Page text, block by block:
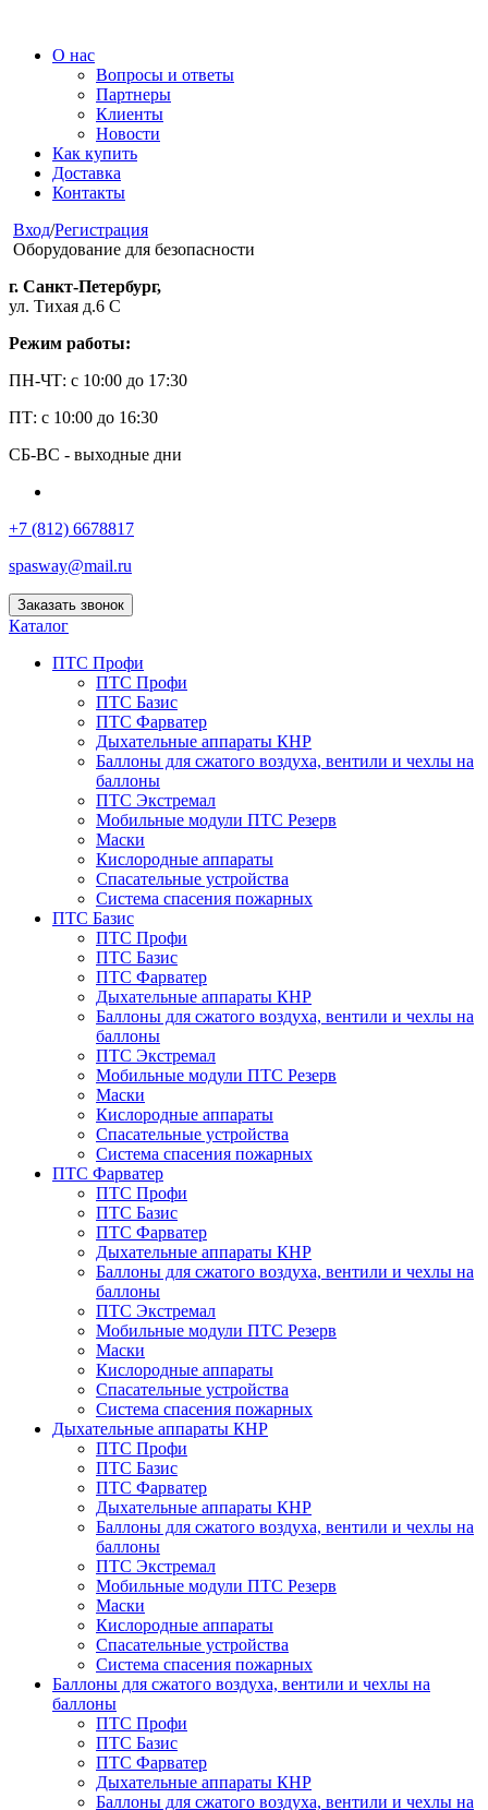
О нас
Вопросы и ответы
Партнеры
Клиенты
Новости
Как купить
Доставка
Контакты
Вход/Регистрация
Оборудование для безопасности
г. Санкт-Петербург,
ул. Тихая д.6 С
Режим работы:
ПН-ЧТ: с 10:00 до 17:30
ПТ: с 10:00 до 16:30
СБ-ВС - выходные дни
+7 (812) 6678817
spasway@mail.ru
Заказать звонок
Каталог
ПТС Профи
ПТС Профи
ПТС Базис
ПТС Фарватер
Дыхательные аппараты КНР
Баллоны для сжатого воздуха, вентили и чехлы на
баллоны
ПТС Экстремал
Мобильные модули ПТС Резерв
Маски
Кислородные аппараты
Спасательные устройства
Система спасения пожарных
ПТС Базис
ПТС Профи
ПТС Базис
ПТС Фарватер
Дыхательные аппараты КНР
Баллоны для сжатого воздуха, вентили и чехлы на
баллоны
ПТС Экстремал
Мобильные модули ПТС Резерв
Маски
Кислородные аппараты
Спасательные устройства
Система спасения пожарных
ПТС Фарватер
ПТС Профи
ПТС Базис
ПТС Фарватер
Дыхательные аппараты КНР
Баллоны для сжатого воздуха, вентили и чехлы на
баллоны
ПТС Экстремал
Мобильные модули ПТС Резерв
Маски
Кислородные аппараты
Спасательные устройства
Система спасения пожарных
Дыхательные аппараты КНР
ПТС Профи
ПТС Базис
ПТС Фарватер
Дыхательные аппараты КНР
Баллоны для сжатого воздуха, вентили и чехлы на
баллоны
ПТС Экстремал
Мобильные модули ПТС Резерв
Маски
Кислородные аппараты
Спасательные устройства
Система спасения пожарных
Баллоны для сжатого воздуха, вентили и чехлы на
баллоны
ПТС Профи
ПТС Базис
ПТС Фарватер
Дыхательные аппараты КНР
Баллоны для сжатого воздуха, вентили и чехлы на